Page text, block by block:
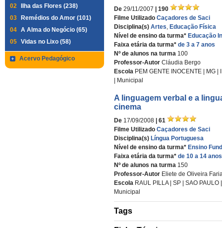
02
Ilha das Flores (238)
03
Remédios do Amor (101)
04 A Alma do Negócio (65)
05 Vidas no Lixo (58)
Acervo Pedagógico
De 29/11/2007
| 190
Filme Utilizado Caçadores de Saci
Disciplina(s) Artes, Educação Física
Nível de ensino da turma* Educação
Faixa etária da turma* de 3 a 7 anos
Nº de alunos na turma 100
Professor-Autor Cláudia Bergo
Escola PEM GENTE INOCENTE | MG |
| Municipal
A linguagem verbal e a
cinema
De 17/09/2008
| 61
Filme Utilizado Caçadores de Saci
Disciplina(s) Língua Portuguesa
Nível de ensino da turma* Ensino
Faixa etária da turma* de 10 a 14 anos
Nº de alunos na turma 150
Professor-Autor Eliete de Oliveira
Escola RAUL PILLA | SP | SAO PAULO
Municipal
Tags